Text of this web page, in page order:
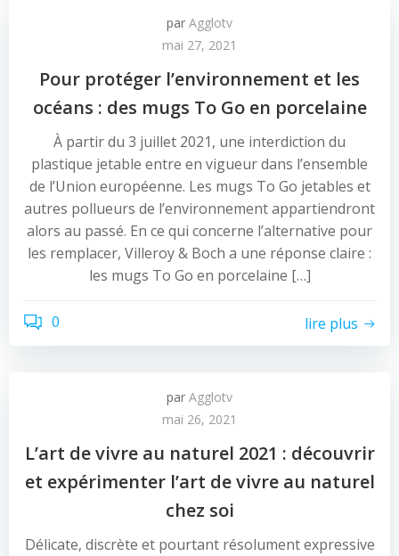
par Agglotv
mai 27, 2021
Pour protéger l’environnement et les
océans : des mugs To Go en porcelaine
À partir du 3 juillet 2021, une interdiction du
plastique jetable entre en vigueur dans l’ensemble
de l’Union européenne. Les mugs To Go jetables et
autres pollueurs de l’environnement appartiendront
alors au passé. En ce qui concerne l’alternative pour
les remplacer, Villeroy & Boch a une réponse claire :
les mugs To Go en porcelaine […]
0 lire plus
par Agglotv
mai 26, 2021
L’art de vivre au naturel 2021 : découvrir
et expérimenter l’art de vivre au naturel
chez soi
Délicate, discrète et pourtant résolument expressive